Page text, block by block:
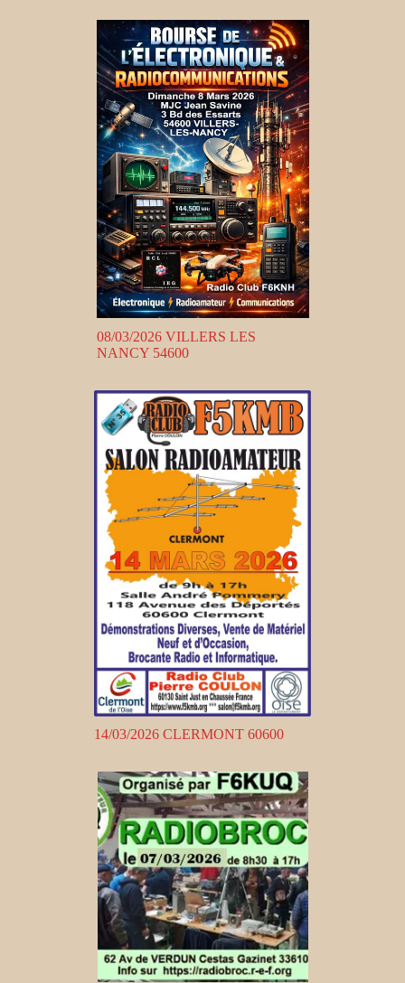
08/03/2026 VILLERS LES
NANCY 54600
14/03/2026 CLERMONT 60600